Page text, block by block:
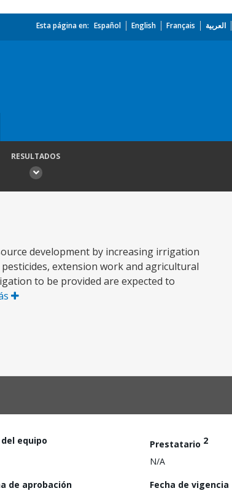
Esta página en: Español English Français العربية
RESULTADOS
development by increasing irrigation
extension work and agricultural
to be provided are expected to
del equipo Prestatario 2
N/A
de aprobación
Fecha de vigencia